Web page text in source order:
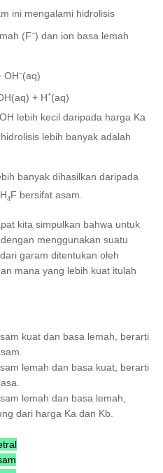
ini mengalami hidrolisis
(F–) dan ion basa lemah
OH–(aq)
+ H+(aq)
OH lebih kecil daripada harga Ka
lebih banyak adalah
banyak dihasilkan daripada
4F bersifat asam.
kita simpulkan bahwa untuk
menggunakan suatu
garam ditentukan oleh
mana yang lebih kuat itulah
kuat dan basa lemah, berarti
lemah dan basa kuat, berarti
lemah dan basa lemah,
dari harga Ka dan Kb.